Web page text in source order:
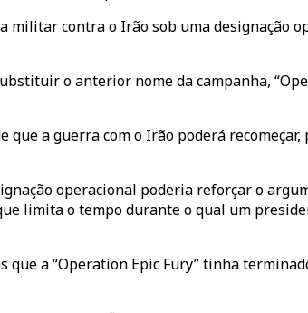
militar contra o Irão sob uma designação
o anterior nome da campanha,
a guerra com o Irão poderá
operacional poderia reforçar o
limita o tempo durante o qual um
a “Operation Epic Fury” tinha